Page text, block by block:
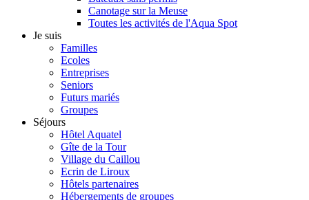
Canotage sur la Meuse
Toutes les activités de l'Aqua Spot
Je suis
Familles
Ecoles
Entreprises
Seniors
Futurs mariés
Groupes
Séjours
Hôtel Aquatel
Gîte de la Tour
Village du Caillou
Ecrin de Liroux
Hôtels partenaires
Hébergements de groupes